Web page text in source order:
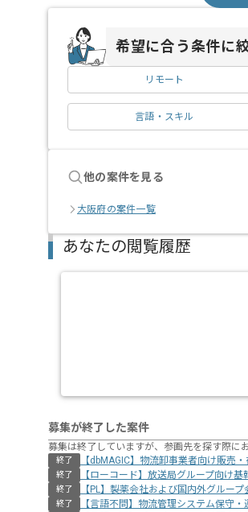
希望に合う条件に
リモート
言語・スキル
他の案件を見る
大阪府の案件一覧
あなたの閲覧履歴
募集が終了した案件
募集は終了していますが、参画先を探す際に
終了 【dbMAGIC】物流卸事業者向け販売
終了 【ローコード】放送局グループ向け
終了 【PL】製薬会社および国内外グルー
終了 【言語不問】物流管理システム保守・